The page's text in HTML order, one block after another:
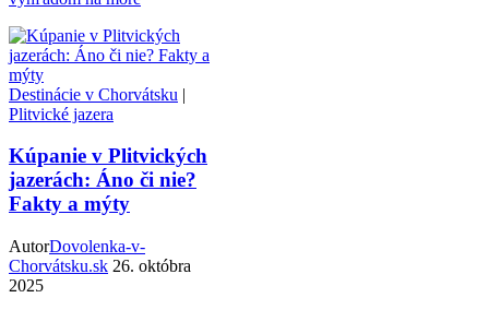
Destinácie v Chorvátsku |
Plitvické jazera
Kúpanie v Plitvických
jazerách: Áno či nie?
Fakty a mýty
AutorDovolenka-v-
Chorvátsku.sk 26. októbra
2025